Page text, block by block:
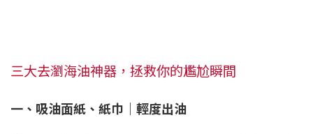
三大去瀏海油神器，拯救你的尷尬瞬間
一、吸油面紙、紙巾｜輕度出油